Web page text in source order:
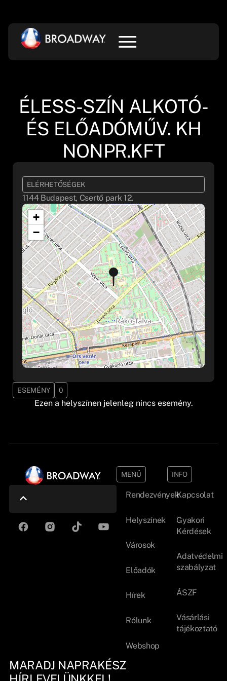
ÉLESS-SZÍN ALKOTÓ-
ÉS ELŐADÓMŰV. KH
NONPR.KFT
ELÉRHETŐSÉGEK
1144 Budapest, Csertő park 12.
+
−
ESEMÉNY 0
Ezen a helyszínen jelenleg nincs esemény.
MENÜ
Rendezvények
Helyszínek
Városok
Előadók
Hírek
Rólunk
Webshop
INFO
Kapcsolat
Gyakori
Kérdések
Adatvédelmi
szabályzat
ÁSZF
Vásárlási
tájékoztató
MARADJ NAPRAKÉSZ